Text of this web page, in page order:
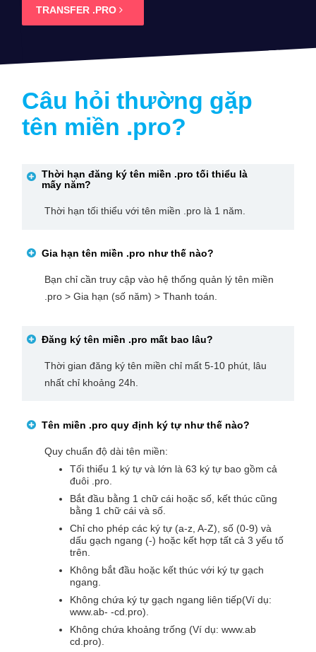
TRANSFER .PRO
Câu hỏi thường gặp
tên miền .pro?
Thời hạn đăng ký tên miền .pro tối thiểu là
mấy năm?
Thời hạn tối thiểu với tên miền .pro là 1 năm.
Gia hạn tên miền .pro như thế nào?
Bạn chỉ cần truy cập vào hệ thống quản lý tên miền
.pro > Gia hạn (số năm) > Thanh toán.
Đăng ký tên miền .pro mất bao lâu?
Thời gian đăng ký tên miền chỉ mất 5-10 phút, lâu
nhất chỉ khoảng 24h.
Tên miền .pro quy định ký tự như thế nào?
Quy chuẩn độ dài tên miền:
Tối thiểu 1 ký tự và lớn là 63 ký tự bao gồm cả
đuôi .pro.
Bắt đầu bằng 1 chữ cái hoặc số, kết thúc cũng
bằng 1 chữ cái và số.
Chỉ cho phép các ký tự (a-z, A-Z), số (0-9) và
dấu gạch ngang (-) hoặc kết hợp tất cả 3 yếu tố
trên.
Không bắt đầu hoặc kết thúc với ký tự gạch
ngang.
Không chứa ký tự gạch ngang liên tiếp(Ví dụ:
www.ab- -cd.pro).
Không chứa khoảng trống (Ví dụ: www.ab
cd.pro).